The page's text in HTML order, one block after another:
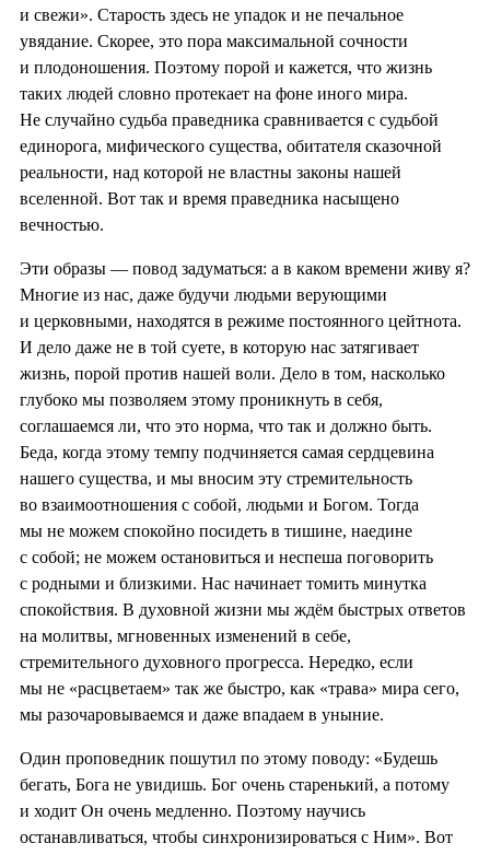
и свежи». Старость здесь не упадок и не печальное
увядание. Скорее, это пора максимальной сочности
и плодоношения. Поэтому порой и кажется, что жизнь
таких людей словно протекает на фоне иного мира.
Не случайно судьба праведника сравнивается с судьбой
единорога, мифического существа, обитателя сказочной
реальности, над которой не властны законы нашей
вселенной. Вот так и время праведника насыщено
вечностью.
Эти образы — повод задуматься: а в каком времени живу я?
Многие из нас, даже будучи людьми верующими
и церковными, находятся в режиме постоянного цейтнота.
И дело даже не в той суете, в которую нас затягивает
жизнь, порой против нашей воли. Дело в том, насколько
глубоко мы позволяем этому проникнуть в себя,
соглашаемся ли, что это норма, что так и должно быть.
Беда, когда этому темпу подчиняется самая сердцевина
нашего существа, и мы вносим эту стремительность
во взаимоотношения с собой, людьми и Богом. Тогда
мы не можем спокойно посидеть в тишине, наедине
с собой; не можем остановиться и неспеша поговорить
с родными и близкими. Нас начинает томить минутка
спокойствия. В духовной жизни мы ждём быстрых ответов
на молитвы, мгновенных изменений в себе,
стремительного духовного прогресса. Нередко, если
мы не «расцветаем» так же быстро, как «трава» мира сего,
мы разочаровываемся и даже впадаем в уныние.
Один проповедник пошутил по этому поводу: «Будешь
бегать, Бога не увидишь. Бог очень старенький, а потому
и ходит Он очень медленно. Поэтому научись
останавливаться, чтобы синхронизироваться с Ним». Вот